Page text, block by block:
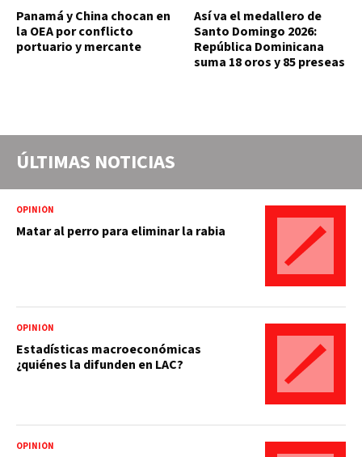
Panamá y China chocan en
la OEA por conflicto
portuario y mercante
Así va el medallero de
Santo Domingo 2026:
República Dominicana
suma 18 oros y 85 preseas
ÚLTIMAS NOTICIAS
OPINIÓN
Matar al perro para eliminar la rabia
OPINIÓN
Estadísticas macroeconómicas
¿quiénes la difunden en LAC?
OPINIÓN